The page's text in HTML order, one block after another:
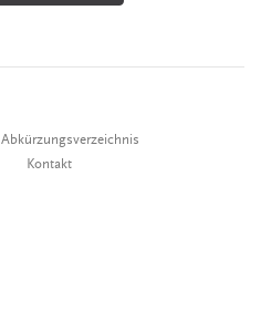
Abkürzungsverzeichnis
Kontakt